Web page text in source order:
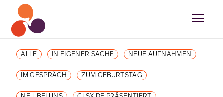
ALLE IN EIGENER SACHE NEUE AUFNAHMEN
IM GESPRÄCH ZUM GEBURTSTAG